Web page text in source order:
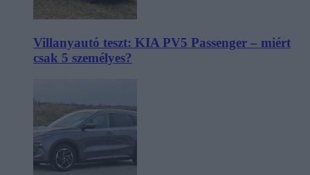
Villanyautó teszt: KIA PV5 Passenger – miért
csak 5 személyes?